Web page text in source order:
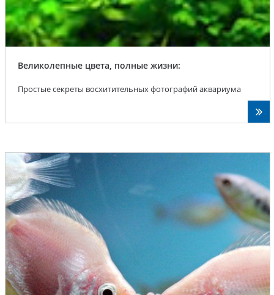
Великолепные цвета, полные жизни:
Простые секреты восхитительных фотографий аквариума